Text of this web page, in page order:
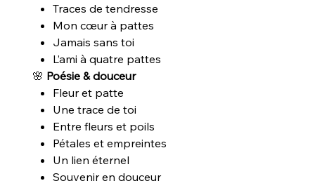
Traces de tendresse
Mon cœur à pattes
Jamais sans toi
L’ami à quatre pattes
🌸 Poésie & douceur
Fleur et patte
Une trace de toi
Entre fleurs et poils
Pétales et empreintes
Un lien éternel
Souvenir en douceur